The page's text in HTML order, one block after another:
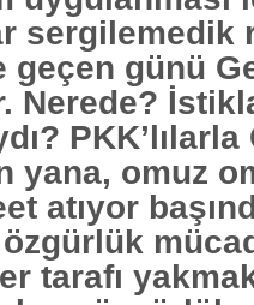
sergilemedik
geçen günü
Nerede?
PKK’lılarla
yana, omuz
atıyor
tarafı